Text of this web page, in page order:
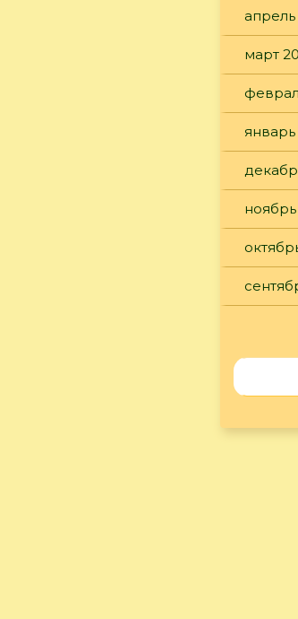
апрель
март